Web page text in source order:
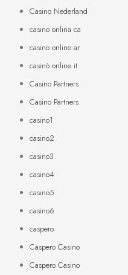
Casino Nederland
casino onlina ca
casino online ar
casinò online it
Casino Partners
Casino Partners
casino1
casino2
casino3
casino4
casino5
casino6
caspero
Caspero Casino
Caspero Casino